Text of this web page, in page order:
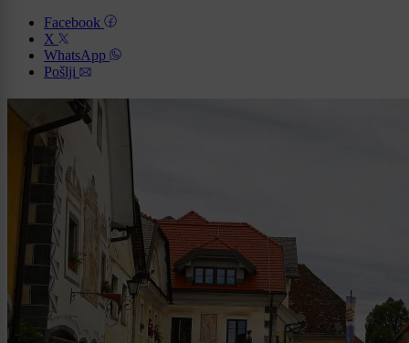
Facebook
X
WhatsApp
Pošlji